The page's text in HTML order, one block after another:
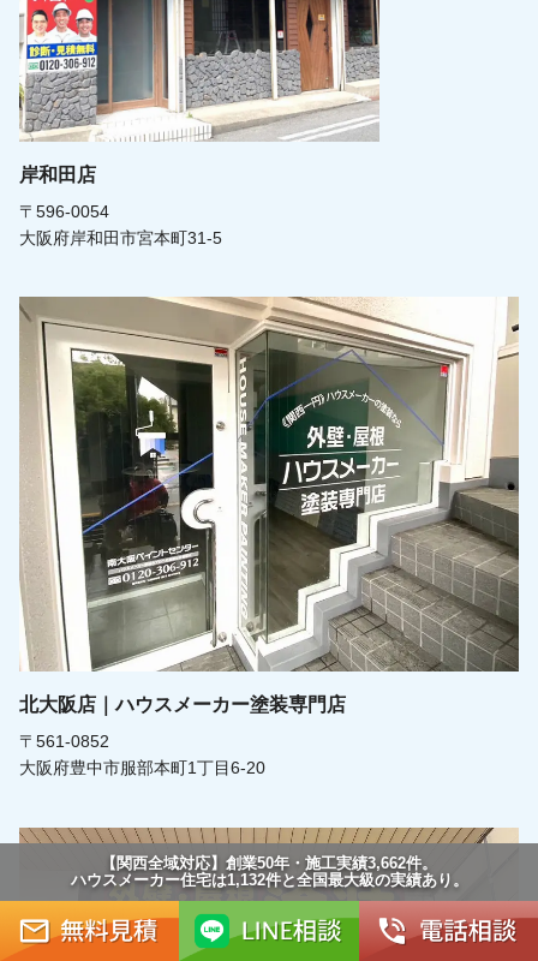
岸和田店
〒596-0054
大阪府岸和田市宮本町31-5
北大阪店｜ハウスメーカー塗装専門店
〒561-0852
大阪府豊中市服部本町1丁目6-20
【関西全域対応】創業50年・施工実績3,662件。
ハウスメーカー住宅は1,132件と全国最大級の実績あり。